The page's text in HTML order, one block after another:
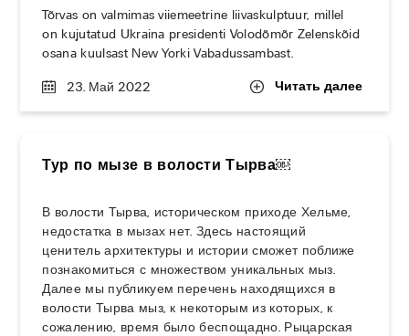
Tõrvas on valmimas viiemeetrine liivaskulptuur, millel
on kujutatud Ukraina presidenti Volodõmõr Zelenskõid
osana kuulsast New Yorki Vabadussambast.
23. Май 2022 Читать далее
Тур по мызе в волости Тырва￼
В волости Тырва, историческом приходе Хельме,
недостатка в мызах нет. Здесь настоящий
ценитель архитектуры и истории сможет поближе
познакомиться с множеством уникальных мыз.
Далее мы публикуем перечень находящихся в
волости Тырва мыз, к некоторым из которых, к
сожалению, время было беспощадно. Рыцарская